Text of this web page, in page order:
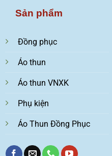
Sản phẩm
Đồng phục
Áo thun
Áo thun VNXK
Phụ kiện
Áo Thun Đồng Phục